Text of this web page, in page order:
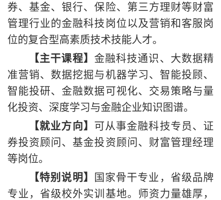
券、基金、银行、保险、第三方理财等财富
管理行业的金融科技岗位以及营销和客服岗
位的复合型高素质技术技能人才。
【主干课程】 金融科技通识、大数据精
准营销、数据挖掘与机器学习、智能投顾、
智能投研、金融数据可视化、交易策略与量
化投资、深度学习与金融企业知识图谱。
【就业方向】 可从事金融科技专员、证
券投资顾问、基金投资顾问、财富管理经理
等岗位。
【特别说明】
国家骨干专业，省级品牌
专业，省级校外实训基地。师资力量雄厚，